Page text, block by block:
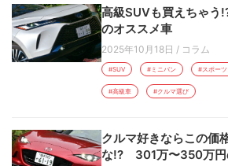
高級SUVも買えちゃ
のオススメ車
2025年10月18日 / コラム
#SUV #ミニバン #スポー
#高級車 #クルマ選び
クルマ好きならこの価
な!? 301万〜350万円